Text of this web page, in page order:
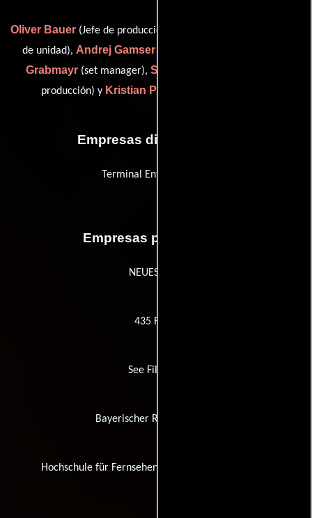
Oliver Bauer (Jefe de producción),
de unidad), Andrej Gamser
Grabmayr (set manager), Stefan Mladenovic
producción) y Kristian Portz
Empresas distribuidoras
Terminal Entertainment
Empresas productoras
NEUESUPER
435 Films
See Film Pro
Bayerischer Rundfunk (BR)
Hochschule für Fernsehen und Film München (HFF)